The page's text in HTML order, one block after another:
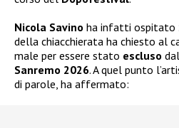
Nicola Savino ha infatti ospitato
della chiacchierata ha chiesto al
male per essere stato escluso
Sanremo 2026. A quel punto
di parole, ha affermato: